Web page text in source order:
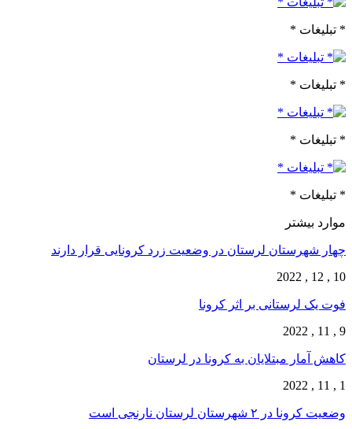
* تبلیغات *
* تبلیغات *
* تبلیغات *
* تبلیغات *
موارد بیشتر
چهار شهرستان لرستان در وضعیت زرد کرونایی قرار دارند
10 , 12 , 2022
فوت یک لرستانی بر اثر کرونا
9 , 11 , 2022
کاهش آمار مبتلایان به کرونا در لرستان
1 , 11 , 2022
وضعیت کرونا در ۲ شهرستان لرستان نارنجی است